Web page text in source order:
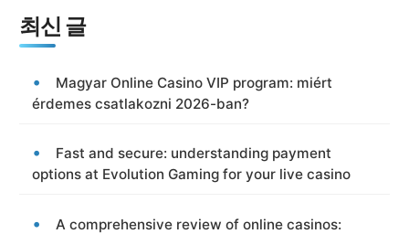
최신 글
Magyar Online Casino VIP program: miért
érdemes csatlakozni 2026-ban?
Fast and secure: understanding payment
options at Evolution Gaming for your live casino
A comprehensive review of online casinos: